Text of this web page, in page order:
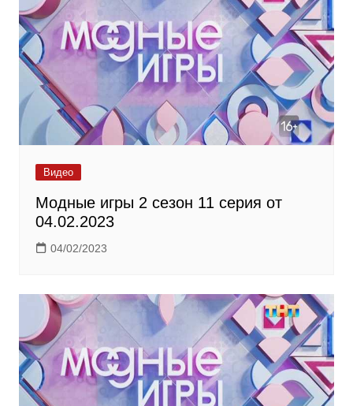
Видео
Модные игры 2 сезон 11 серия от
04.02.2023
04/02/2023